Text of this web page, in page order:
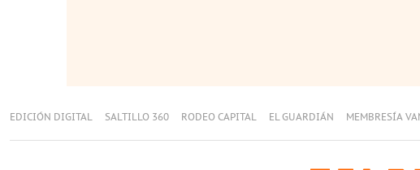
EDICIÓN DIGITAL SALTILLO 360 RODEO CAPITAL EL GUARDIÁN MEMBRESÍA